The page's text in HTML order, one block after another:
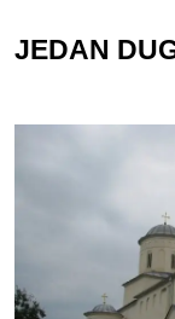
JEDAN